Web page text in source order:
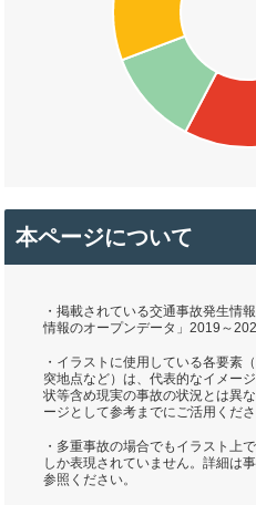
本ページについて
・掲載されている交通事故発生情
情報のオープンデータ」2019～
・イラストに使用している各要素
突地点など）は、代表的なイメー
状等含め現実の事故の状況とは異
ージとして参考までにご活用くださ
・多重事故の場合でもイラスト上
しか表現されていません。詳細は
参照ください。